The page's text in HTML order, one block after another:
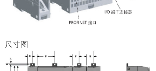
尺寸图